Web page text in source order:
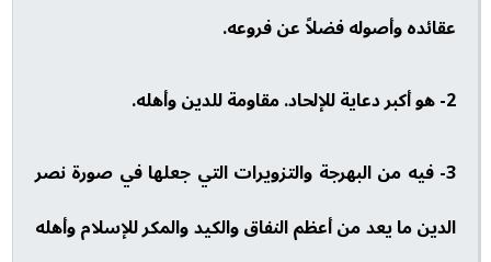
عقائده وأصوله فضلاً عن فروعه.
2- هو أكبر دعاية للإلحاد. مقاومة للدين وأهله.
3- فيه من البهرجة والتزويرات التي جعلها في صورة نصر
الدين ما يعد من أعظم النفاق والكيد والمكر للإسلام وأهله